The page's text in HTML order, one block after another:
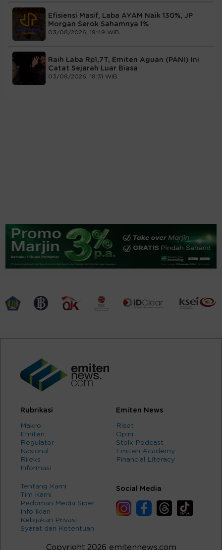
Efisiensi Masif, Laba AYAM Naik 130%, JP
Morgan Serok Sahamnya 1%
03/08/2026, 19:49 WIB
Raih Laba Rp1,7T, Emiten Aguan (PANI) Ini
Catat Sejarah Luar Biasa
03/08/2026, 18:31 WIB
Rubrikasi
Makro
Emiten
Regulator
Nasional
Rileks
Informasi
Emiten News
Riset
Opini
Stolk Podcast
Emiten Academy
Financial Literacy
Tentang Kami
Tim Kami
Pedoman Media Siber
Info Iklan
Kebijakan Privasi
Syarat dan Ketentuan
Social Media
Copyright 2026 emitennews.com